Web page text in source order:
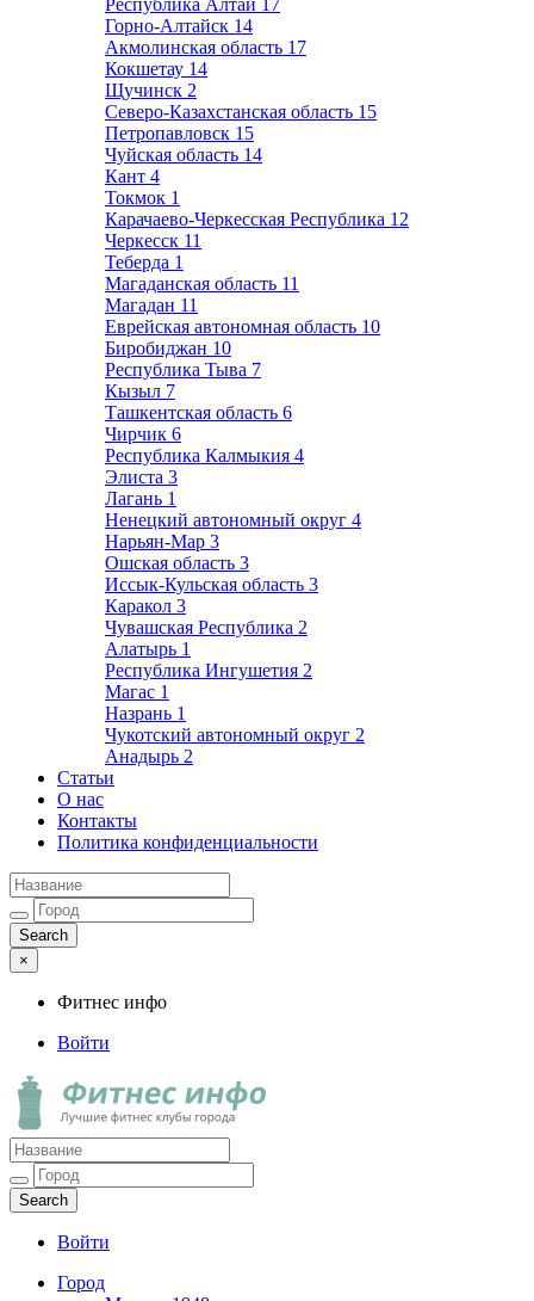
Республика Алтай 17
Горно-Алтайск 14
Акмолинская область 17
Кокшетау 14
Щучинск 2
Северо-Казахстанская область 15
Петропавловск 15
Чуйская область 14
Кант 4
Токмок 1
Карачаево-Черкесская Республика 12
Черкесск 11
Теберда 1
Магаданская область 11
Магадан 11
Еврейская автономная область 10
Биробиджан 10
Республика Тыва 7
Кызыл 7
Ташкентская область 6
Чирчик 6
Республика Калмыкия 4
Элиста 3
Лагань 1
Ненецкий автономный округ 4
Нарьян-Мар 3
Ошская область 3
Иссык-Кульская область 3
Каракол 3
Чувашская Республика 2
Алатырь 1
Республика Ингушетия 2
Магас 1
Назрань 1
Чукотский автономный округ 2
Анадырь 2
Статьи
О нас
Контакты
Политика конфиденциальности
×
Фитнес инфо
Войти
Фитнес инфо
Лучшие фитнес клубы города
Войти
Город